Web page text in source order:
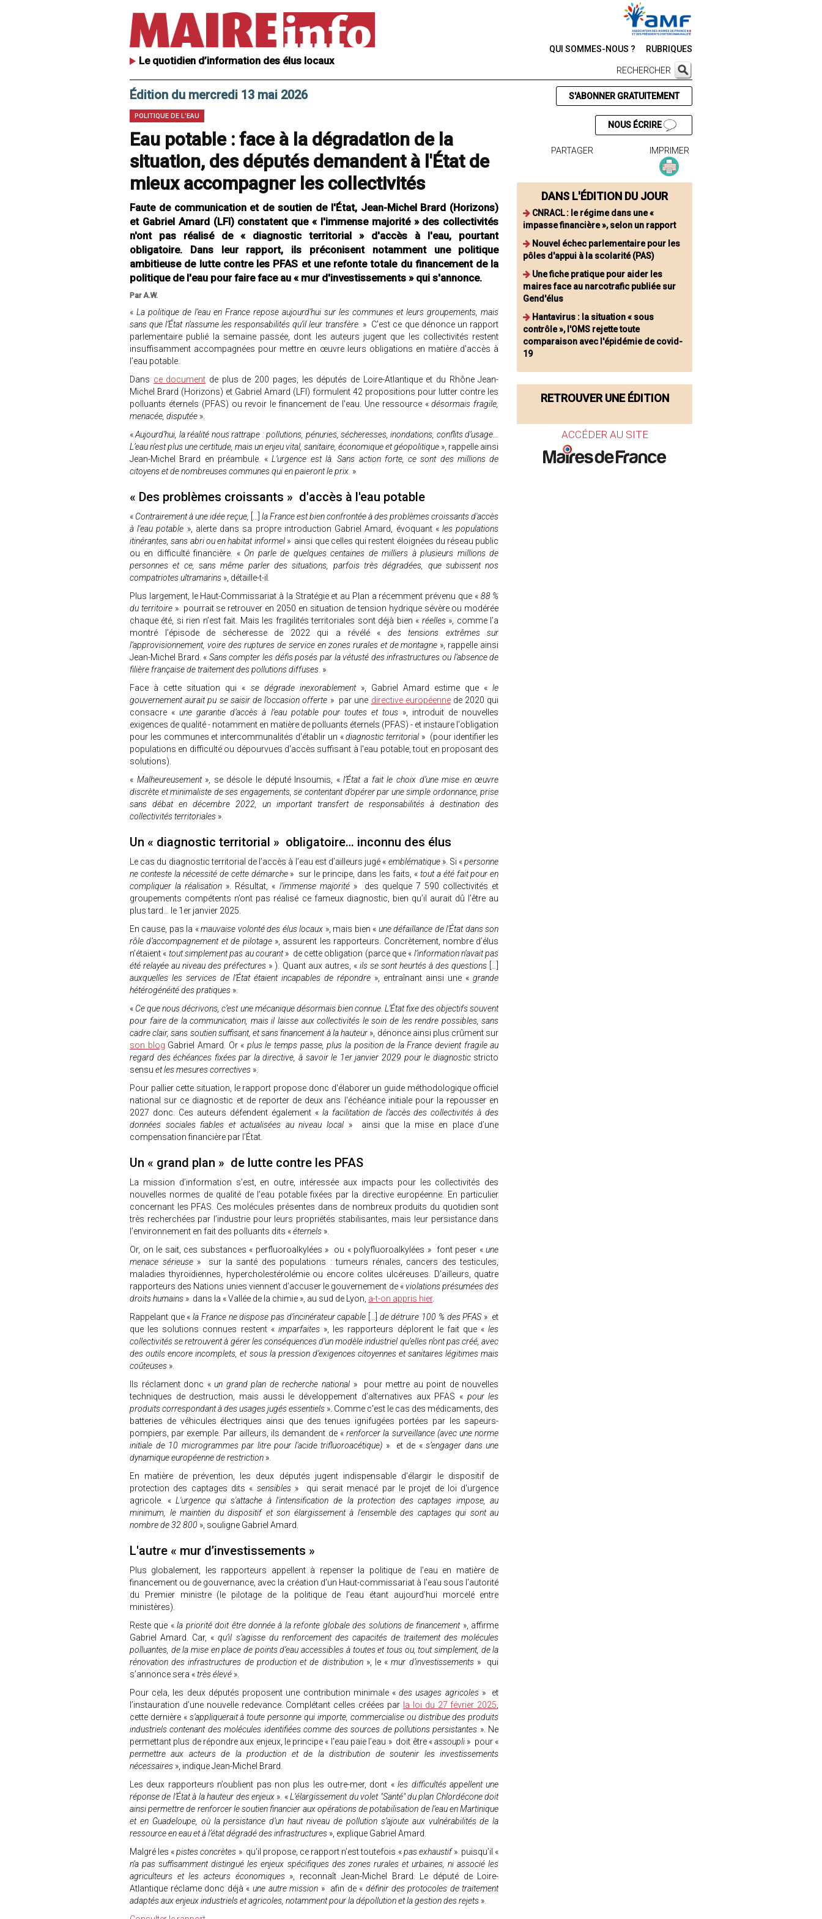
Le quotidien d’information des élus locaux
QUI SOMMES-NOUS ? RUBRIQUES
RECHERCHER
Édition du mercredi 13 mai 2026
POLITIQUE DE L'EAU
Eau potable : face à la dégradation de la
situation, des députés demandent à l'État de
mieux accompagner les collectivités
Faute de communication et de soutien de l'État, Jean-Michel Brard (Horizons)
et Gabriel Amard (LFI) constatent que « l'immense majorité » des collectivités
n'ont pas réalisé de « diagnostic territorial » d'accès à l'eau, pourtant
obligatoire. Dans leur rapport, ils préconisent notamment une politique
ambitieuse de lutte contre les PFAS et une refonte totale du financement de la
politique de l'eau pour faire face au « mur d'investissements » qui s'annonce.
Par A.W.
«La politique de l’eau en France repose aujourd’hui sur les communes et leurs groupements, mais
sans que l’État n’assume les responsabilités qu’il leur transfère. » C’est ce que dénonce un rapport
parlementaire publié la semaine passée, dont les auteurs jugent que les collectivités restent
insuffisamment accompagnées pour mettre en œuvre leurs obligations en matière d'accès à
l’eau potable.
Dans ce document de plus de 200 pages, les députés de Loire-Atlantique et du Rhône Jean-
Michel Brard (Horizons) et Gabriel Amard (LFI) formulent 42 propositions pour lutter contre les
polluants éternels (PFAS) ou revoir le financement de l'eau. Une ressource «désormais fragile,
menacée, disputée ».
«Aujourd’hui, la réalité nous rattrape : pollutions, pénuries, sécheresses, inondations, conflits d’usage…
L’eau n’est plus une certitude, mais un enjeu vital, sanitaire, économique et géopolitique », rappelle ainsi
Jean-Michel Brard en préambule. « L’urgence est là. Sans action forte, ce sont des millions de
citoyens et de nombreuses communes qui en paieront le prix. »
« Des problèmes croissants » d'accès à l'eau potable
« Contrairement à une idée reçue, […]la France est bien confrontée à des problèmes croissants d'accès
à l'eau potable », alerte dans sa propre introduction Gabriel Amard, évoquant «les populations
itinérantes, sans abri ou en habitat informel » ainsi que celles qui restent éloignées du réseau public
ou en difficulté financière. «On parle de quelques centaines de milliers à plusieurs millions de
personnes et ce, sans même parler des situations, parfois très dégradées, que subissent nos
compatriotes ultramarins », détaille-t-il.
Plus largement, le Haut-Commissariat à la Stratégie et au Plan a récemment prévenu que «88 %
du territoire» pourrait se retrouver en 2050 en situation de tension hydrique sévère ou modérée
chaque été, si rien n’est fait. Mais les fragilités territoriales sont déjà bien « réelles », comme l’a
montré l’épisode de sécheresse de 2022 qui a révélé « des tensions extrêmes sur
l’approvisionnement, voire des ruptures de service en zones rurales et de montagne », rappelle ainsi
Jean-Michel Brard. « Sans compter les défis posés par la vétusté des infrastructures ou l’absence de
filière française de traitement des pollutions diffuses . »
Face à cette situation qui « se dégrade inexorablement », Gabriel Amard estime que «le
gouvernement aurait pu se saisir de l’occasion offerte » par une directive européennede 2020 qui
consacre «une garantie d’accès à l’eau potable pour toutes et tous», introduit de nouvelles
exigences de qualité - notamment en matière de polluants éternels (PFAS) - et instaure l'obligation
pour les communes et intercommunalités d'établir un «diagnostic territorial » (pour identifier les
populations en difficulté ou dépourvues d'accès suffisant à l'eau potable, tout en proposant des
solutions).
« Malheureusement », se désole le député Insoumis, «l’État a fait le choix d’une mise en œuvre
discrète et minimaliste de ses engagements, se contentant d’opérer par une simple ordonnance, prise
sans débat en décembre 2022, un important transfert de responsabilités à destination des
collectivités territoriales ».
Un « diagnostic territorial » obligatoire… inconnu des élus
Le cas du diagnostic territorial de l’accès à l’eau est d’ailleurs jugé « emblématique ». Si «personne
ne conteste la nécessité de cette démarche » sur le principe, dans les faits, «tout a été fait pour en
compliquer la réalisation ». Résultat, « l’immense majorité» des quelque 7 590 collectivités et
groupements compétents n’ont pas réalisé ce fameux diagnostic, bien qu’il aurait dû l’être au
plus tard… le 1er janvier 2025.
En cause, pas la «mauvaise volonté des élus locaux », mais bien « une défaillance de l’État dans son
rôle d’accompagnement et de pilotage », assurent les rapporteurs. Concrètement, nombre d’élus
n’étaient « tout simplement pas au courant» de cette obligation (parce que « l’information n’avait pas
été relayée au niveau des préfectures » ). Quant aux autres, «ils se sont heurtés à des questions
auxquelles les services de l’État étaient incapables de répondre », entraînant ainsi une « grande
hétérogénéité des pratiques ».
« Ce que nous décrivons, c’est une mécanique désormais bien connue. L’État fixe des objectifs souvent
pour faire de la communication, mais il laisse aux collectivités le soin de les rendre possibles, sans
cadre clair, sans soutien suffisant, et sans financement à la hauteur », dénonce ainsi plus crûment sur
son blog Gabriel Amard. Or « plus le temps passe, plus la position de la France devient fragile au
regard des échéances fixées par la directive, à savoir le 1er janvier 2029 pour le diagnostic stricto
sensu et les mesures correctives ».
Pour pallier cette situation, le rapport propose donc d'élaborer un guide méthodologique officiel
national sur ce diagnostic et de reporter de deux ans l'échéance initiale pour la repousser en
2027 donc. Ces auteurs défendent également «la facilitation de l’accès des collectivités à des
données sociales fiables et actualisées au niveau local » ainsi que la mise en place d’une
compensation financière par l’État.
Un « grand plan » de lutte contre les PFAS
La mission d’information s’est, en outre, intéressée aux impacts pour les collectivités des
nouvelles normes de qualité de l’eau potable fixées par la directive européenne. En particulier
concernant les PFAS. Ces molécules présentes dans de nombreux produits du quotidien sont
très recherchées par l’industrie pour leurs propriétés stabilisantes, mais leur persistance dans
l’environnement en fait des polluants dits «éternels ».
Or, on le sait, ces substances « perfluoroalkylées » ou « polyfluoroalkylées » font peser «une
menace sérieuse» sur la santé des populations : tumeurs rénales, cancers des testicules,
maladies thyroïdiennes, hypercholestérolémie ou encore colites ulcéreuses. D'ailleurs, quatre
rapporteurs des Nations unies viennent d’accuser le gouvernement de «violations présumées des
droits humains » dans la « Vallée de la chimie », au sud de Lyon, a-t-on appris hier.
Rappelant que « la France ne dispose pas d’incinérateur capable de détruire 100 % des PFAS » et
que les solutions connues restent « imparfaites », les rapporteurs déplorent le fait que « les
collectivités se retrouvent à gérer les conséquences d’un modèle industriel qu’elles n’ont pas créé, avec
des outils encore incomplets, et sous la pression d’exigences citoyennes et sanitaires légitimes mais
coûteuses ».
Ils réclament donc «un grand plan de recherche national » pour mettre au point de nouvelles
techniques de destruction, mais aussi le développement d’alternatives aux PFAS « pour les
produits correspondant à des usages jugés essentiels ». Comme c’est le cas des médicaments, des
batteries de véhicules électriques ainsi que des tenues ignifugées portées par les sapeurs-
pompiers, par exemple. Par ailleurs, ils demandent de «renforcer la surveillance (avec une norme
initiale de 10 microgrammes par litre pour l’acide trifluoroacétique) » et de «s’engager dans une
dynamique européenne de restriction ».
En matière de prévention, les deux députés jugent indispensable d'élargir le dispositif de
protection des captages dits « sensibles » qui serait menacé par le projet de loi d'urgence
agricole. «L'urgence qui s'attache à l'intensification de la protection des captages impose, au
minimum, le maintien du dispositif et son élargissement à l'ensemble des captages qui sont au
nombre de 32 800 », souligne Gabriel Amard.
L'autre « mur d’investissements »
Plus globalement, les rapporteurs appellent à repenser la politique de l'eau en matière de
financement ou de gouvernance, avec la création d'un Haut-commissariat à l'eau sous l'autorité
du Premier ministre (le pilotage de la politique de l’eau étant aujourd’hui morcelé entre
ministères).
Reste que «la priorité doit être donnée à la refonte globale des solutions de financement», affirme
Gabriel Amard. Car, «qu’il s’agisse du renforcement des capacités de traitement des molécules
polluantes, de la mise en place de points d’eau accessibles à toutes et tous ou, tout simplement, de la
rénovation des infrastructures de production et de distribution», le « mur d’investissements» qui
s’annonce sera «très élevé ».
Pour cela, les deux députés proposent une contribution minimale « des usages agricoles» et
l’instauration d’une nouvelle redevance. Complétant celles créées par la loi du 27 février 2025
cette dernière «s’appliquerait à toute personne qui importe, commercialise ou distribue des produits
industriels contenant des molécules identifiées comme des sources de pollutions persistantes ». Ne
permettant plus de répondre aux enjeux, le principe « l’eau paie l’eau » doit être «assoupli » pour «
permettre aux acteurs de la production et de la distribution de soutenir les investissements
nécessaires », indique Jean-Michel Brard.
Les deux rapporteurs n’oublient pas non plus les outre-mer, dont «les difficultés appellent une
réponse de l’État à la hauteur des enjeux ». «L’élargissement du volet "Santé" du plan Chlordécone doit
ainsi permettre de renforcer le soutien financier aux opérations de potabilisation de l’eau en Martinique
et en Guadeloupe, où la persistance d’un haut niveau de pollution s’ajoute aux vulnérabilités de la
ressource en eau et à l’état dégradé des infrastructures », explique Gabriel Amard.
Malgré les «pistes concrètes » qu'il propose, ce rapport n’est toutefois «pas exhaustif» puisqu’il «
n’a pas suffisamment distingué les enjeux spécifiques des zones rurales et urbaines, ni associé les
agriculteurs et les acteurs économiques», reconnaît Jean-Michel Brard. Le député de Loire-
Atlantique réclame donc déjà «une autre mission » afin de « définir des protocoles de traitement
adaptés aux enjeux industriels et agricoles, notamment pour la dépollution et la gestion des rejets ».
S'ABONNER GRATUITEMENT
NOUS ÉCRIRE
PARTAGER IMPRIMER
DANS L'ÉDITION DU JOUR
CNRACL : le régime dans une «
impasse financière », selon un rapport
Nouvel échec parlementaire pour les
pôles d'appui à la scolarité (PAS)
Une fiche pratique pour aider les
maires face au narcotrafic publiée sur
Gend'élus
Hantavirus : la situation « sous
contrôle », l'OMS rejette toute
comparaison avec l'épidémie de covid-
19
RETROUVER UNE ÉDITION
ACCÉDER AU SITE